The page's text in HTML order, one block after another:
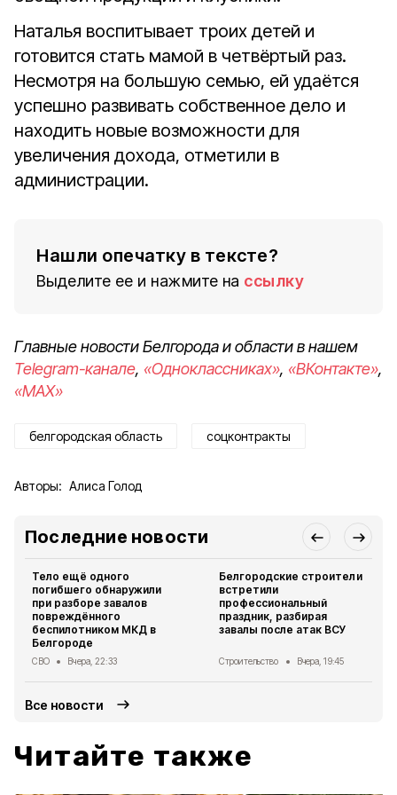
Наталья воспитывает троих детей и
готовится стать мамой в четвёртый раз.
Несмотря на большую семью, ей удаётся
успешно развивать собственное дело и
находить новые возможности для
увеличения дохода, отметили в
администрации.
Нашли опечатку в тексте?
Выделите ее и нажмите на ссылку
Главные новости Белгорода и области в нашем
Telegram-канале, «Одноклассниках», «ВКонтакте»,
«MAX»
белгородская область соцконтракты
Авторы: Алиса Голод
Последние новости
Тело ещё одного
погибшего обнаружили
при разборе завалов
повреждённого
беспилотником МКД в
Белгороде
СВО Вчера, 22:33
Белгородские строители
встретили
профессиональный
праздник, разбирая
завалы после атак ВСУ
Строительство Вчера, 19:45
Все новости
Читайте также